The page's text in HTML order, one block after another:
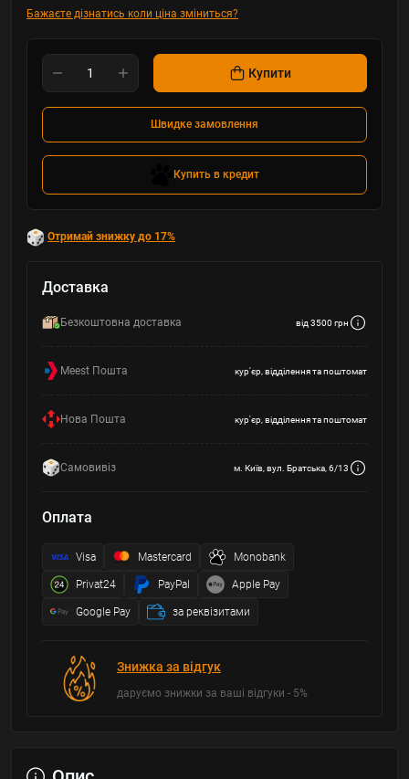
Бажаєте дізнатись коли ціна зміниться?
Купити
Швидке замовлення
Купить в кредит
Отримай знижку до 17%
Доставка
Безкоштовна доставка від 3500 грн
Meest Пошта кур'єр, відділення та поштомат
Нова Пошта кур'єр, відділення та поштомат
Самовивіз м. Київ, вул. Братська, 6/13
Оплата
Visa Mastercard Monobank
Privat24 PayPal Apple Pay
Google Pay за реквізитами
Знижка за відгук
даруємо знижки за ваші відгуки - 5%